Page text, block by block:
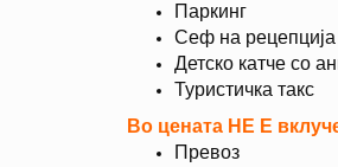
Паркинг
Сеф на рецепција
Детско катче со
Туристичка такс
Во цената НЕ Е
Превоз